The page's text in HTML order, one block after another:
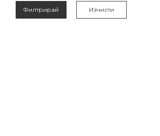
Филтрирай